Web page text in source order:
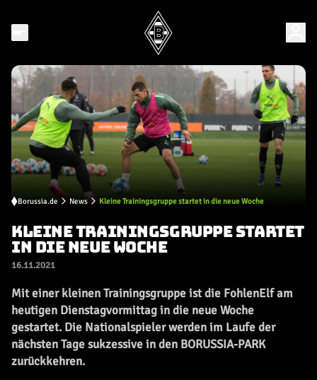
Borussia.de News Kleine Trainingsgruppe startet in die neue Woche
KLEINE TRAININGSGRUPPE STARTET
IN DIE NEUE WOCHE
16.11.2021
Mit einer kleinen Trainingsgruppe ist die FohlenElf am
heutigen Dienstagvormittag in die neue Woche
gestartet. Die Nationalspieler werden im Laufe der
nächsten Tage sukzessive in den BORUSSIA-PARK
zurückkehren.